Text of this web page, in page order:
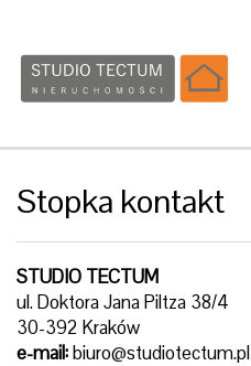
Stopka kontakt
STUDIO TECTUM
ul. Doktora Jana Piltza 38/4
30-392 Kraków
e-mail:biuro@studiotectum.pl